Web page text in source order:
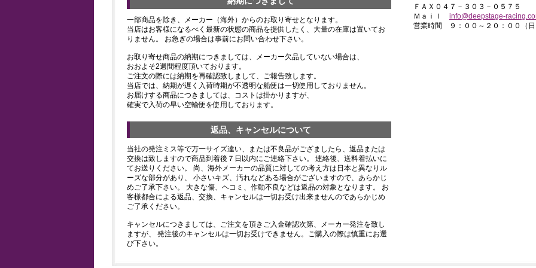
一部商品を除き、メーカー（海外）からのお取り寄せとなります。
当店はお客様になるべく最新の状態の商品を提供したく、大量の在庫は置いてお
りません。 お急ぎの場合は事前にお問い合わせ下さい。
お取り寄せ商品の納期につきましては、メーカー欠品していない場合は、
おおよそ2週間程度頂いております。
ご注文の際には納期を再確認致しまして、ご報告致します。
当店では、納期が遅く入荷時期が不透明な船便は一切使用しておりません。
お届けする商品につきましては、コストは掛かりますが、
確実で入荷の早い空輸便を使用しております。
返品、キャンセルについて
当社の発注ミス等で万一サイズ違い、または不良品がござましたら、返品または
交換は致しますので商品到着後７日以内にご連絡下さい。 連絡後、送料着払いに
てお送りください。 尚、海外メーカーの品質に対しての考え方は日本と異なりル
ーズな部分があり、 小さいキズ、汚れなどある場合がございますので、あらかじ
めご了承下さい。 大きな傷、ヘコミ、作動不良などは返品の対象となります。 お
客様都合による返品、交換、キャンセルは一切お受け出来ませんのであらかじめ
ご了承ください。
キャンセルにつきましては、ご注文を頂きご入金確認次第、メーカー発注を致し
ますが、 発注後のキャンセルは一切お受けできません。ご購入の際は慎重にお選
び下さい。
ＦＡＸ０４７－３０３－０５７５
Ｍａｉｌ info@deepstage-
営業時間 ９：００～２０：００（日